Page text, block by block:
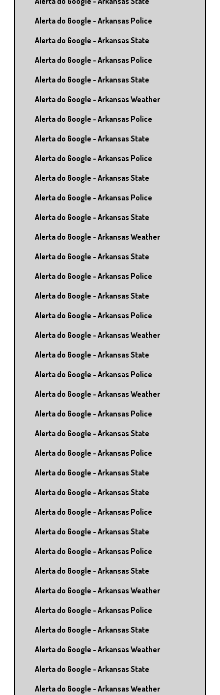
Alerta do Google - Arkansas Police
Alerta do Google - Arkansas State
Alerta do Google - Arkansas Police
Alerta do Google - Arkansas State
Alerta do Google - Arkansas Weather
Alerta do Google - Arkansas Police
Alerta do Google - Arkansas State
Alerta do Google - Arkansas Police
Alerta do Google - Arkansas State
Alerta do Google - Arkansas Police
Alerta do Google - Arkansas State
Alerta do Google - Arkansas Weather
Alerta do Google - Arkansas State
Alerta do Google - Arkansas Police
Alerta do Google - Arkansas State
Alerta do Google - Arkansas Police
Alerta do Google - Arkansas Weather
Alerta do Google - Arkansas State
Alerta do Google - Arkansas Police
Alerta do Google - Arkansas Weather
Alerta do Google - Arkansas Police
Alerta do Google - Arkansas State
Alerta do Google - Arkansas Police
Alerta do Google - Arkansas State
Alerta do Google - Arkansas State
Alerta do Google - Arkansas Police
Alerta do Google - Arkansas State
Alerta do Google - Arkansas Police
Alerta do Google - Arkansas State
Alerta do Google - Arkansas Weather
Alerta do Google - Arkansas Police
Alerta do Google - Arkansas State
Alerta do Google - Arkansas Weather
Alerta do Google - Arkansas State
Alerta do Google - Arkansas Weather